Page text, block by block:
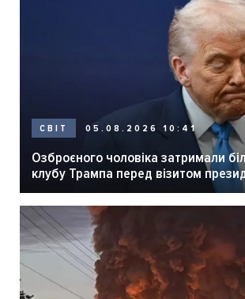
СВІТ 05.08.2026 10:41
Озброєного чоловіка затримали
клубу Трампа перед візитом